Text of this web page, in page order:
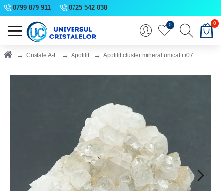
0799 879 911 0725 542 038
0 0
Cristale A-F Apofilit Apofilit cluster mineral unicat m07